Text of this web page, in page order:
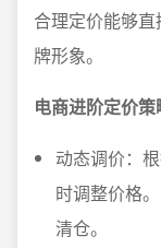
合理定价能够
牌形象。
电商进阶定价策
动态调价：
时调整价格
清仓。